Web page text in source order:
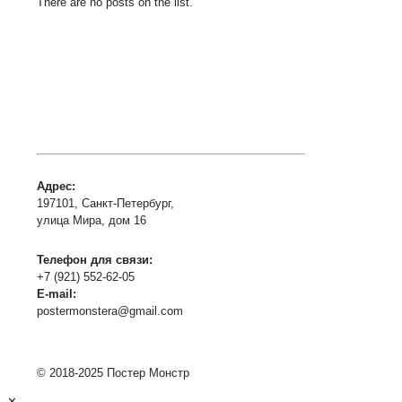
Адрес:
197101, Санкт-Петербург,
улица Мира, дом 16
Телефон для связи:
+7 (921) 552-62-05
E-mail:
postermonstera@gmail.com
© 2018-2025 Постер Монстр